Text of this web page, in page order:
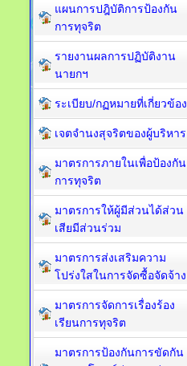
แผนการปฎิบัติการป้องกัน
การทุจริต
รายงานผลการปฏิบัติงาน
นายกฯ
ระเบียบ/กฏหมายที่เกี่ยวข้อง
เจตจำนงสุจริตของผู้บริหาร
มาตรการภายในเพื่อป้องกัน
การทุจริต​
มาตรการให้ผู้มีส่วนได้ส่วน
เสียมีส่วนร่วม
มาตรการส่งเสริมความ
โปร่งใสในการจัดซื้อจัดจ้าง
มาตรการจัดการเรื่องร้อง
เรียนการทุจริต
มาตรการป้องกันการขัดกัน